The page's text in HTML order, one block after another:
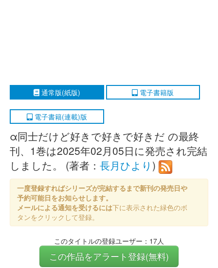
通常版(紙版) 電子書籍版
電子書籍(連載)版
α同士だけど好きで好きで好きだ の最終
刊、1巻は2025年02月05日に発売され完結
しました。 (著者： 長月ひより )
一度登録すればシリーズが完結するまで新刊の発売日や
予約可能日をお知らせします。
メールによる通知を受けるには下に表示された緑色のボ
タンをクリックして登録。
このタイトルの登録ユーザー：17人
この作品をアラート登録(無料)